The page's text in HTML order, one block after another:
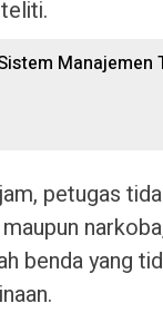
Manajemen
petugas
benda yang